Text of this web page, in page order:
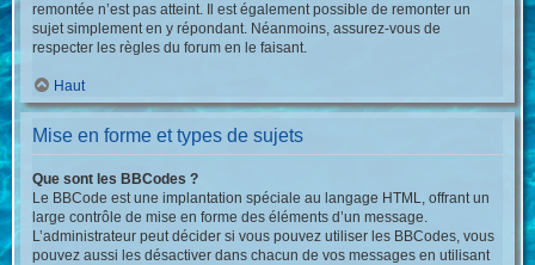
remontée n’est pas atteint. Il est également possible de remonter un
sujet simplement en y répondant. Néanmoins, assurez-vous de
respecter les règles du forum en le faisant.
Haut
Mise en forme et types de sujets
Que sont les BBCodes ?
Le BBCode est une implantation spéciale au langage HTML, offrant un
large contrôle de mise en forme des éléments d’un message.
L’administrateur peut décider si vous pouvez utiliser les BBCodes, vous
pouvez aussi les désactiver dans chacun de vos messages en utilisant